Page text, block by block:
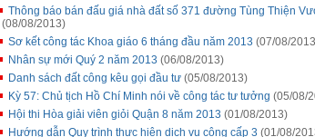
Thông báo bán đấu giá nhà đất số 371 đường Tùng Thiện
(08/08/2013)
Sơ kết công tác Khoa giáo 6 tháng đầu năm 2013 (07/08/
Nhân sự mới Quý 2 năm 2013 (06/08/2013)
Danh sách đất công kêu gọi đầu tư (05/08/2013)
Kỳ 57: Chủ tịch Hồ Chí Minh nói về công tác tư tưởng (05/08/
Hội thi Hòa giải viên giỏi Quận 8 năm 2013 (01/08/2013)
Hướng dẫn Quy trình thực hiện dịch vụ công cấp 3 (01/08/